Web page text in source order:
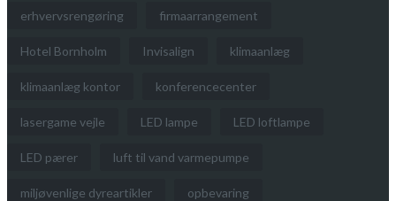
erhvervsrengøring firmaarrangement
Hotel Bornholm Invisalign klimaanlæg
klimaanlæg kontor konferencecenter
lasergame vejle LED lampe LED loftlampe
LED pærer luft til vand varmepumpe
miljøvenlige dyreartikler opbevaring